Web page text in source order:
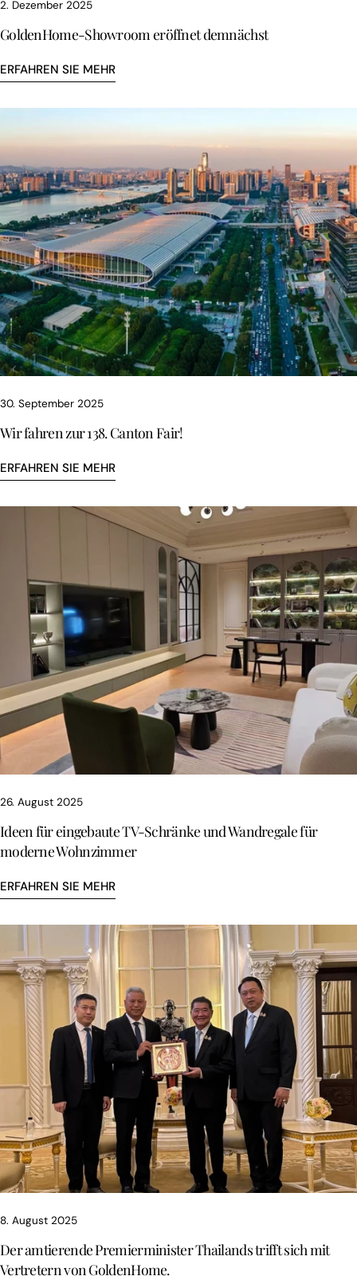
2. Dezember 2025
GoldenHome-Showroom eröffnet demnächst
ERFAHREN SIE MEHR
30. September 2025
Wir fahren zur 138. Canton Fair!
ERFAHREN SIE MEHR
26. August 2025
Ideen für eingebaute TV-Schränke und Wandregale für
moderne Wohnzimmer
ERFAHREN SIE MEHR
8. August 2025
Der amtierende Premierminister Thailands trifft sich mit
Vertretern von GoldenHome.